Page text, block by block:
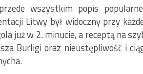
wszystkim popis
Litwy był widoczny przy
już w 2. minucie, a receptą na
Burligi oraz nieustępliwość i